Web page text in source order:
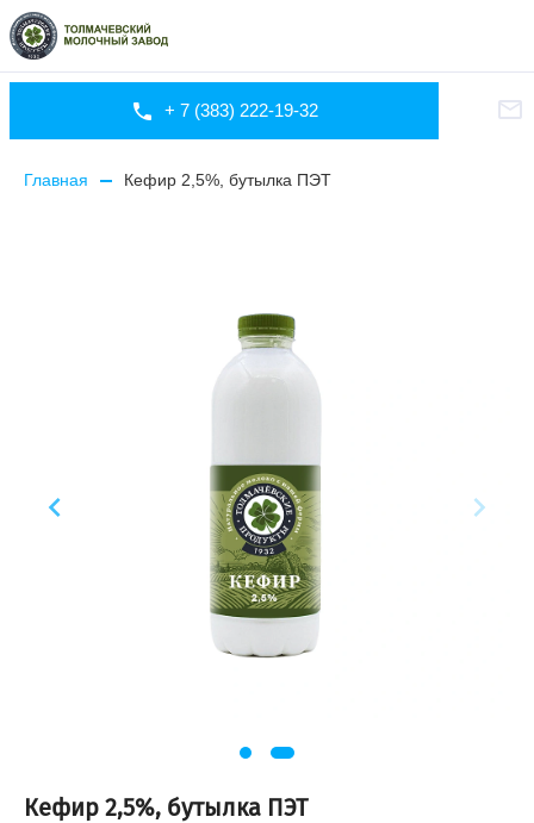
+ 7 (383) 222-19-32
Главная Кефир 2,5%, бутылка ПЭТ
Кефир 2,5%, бутылка ПЭТ